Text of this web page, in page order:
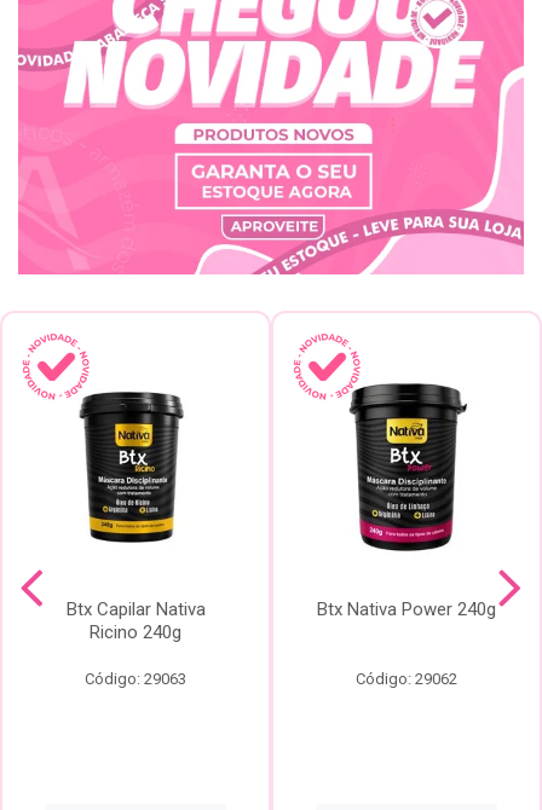
Btx Capilar Nativa
Ricino 240g
Código: 29063
Btx Nativa Power 240g
Código: 29062